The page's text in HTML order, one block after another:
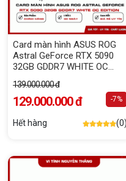
Card màn hình ASUS ROG
Astral GeForce RTX 5090
32GB GDDR7 WHITE OC
139.000.000 đ
129.000.000 đ -7%
Hết hàng (0)